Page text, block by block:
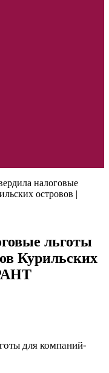
налоговые
островов |
льготы
Курильских